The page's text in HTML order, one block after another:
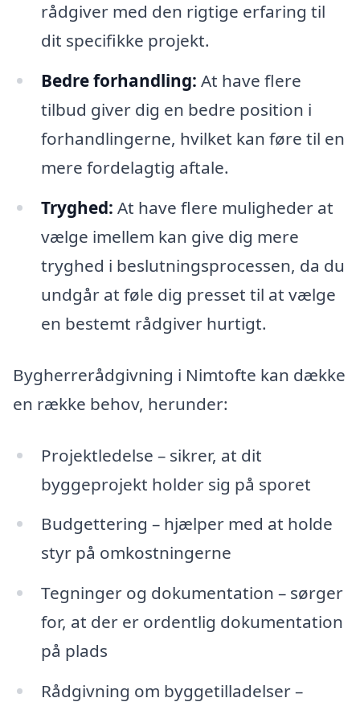
rådgiver med den rigtige erfaring til
dit specifikke projekt.
Bedre forhandling: At have flere
tilbud giver dig en bedre position i
forhandlingerne, hvilket kan føre til en
mere fordelagtig aftale.
Tryghed: At have flere muligheder at
vælge imellem kan give dig mere
tryghed i beslutningsprocessen, da du
undgår at føle dig presset til at vælge
en bestemt rådgiver hurtigt.
Bygherrerådgivning i Nimtofte kan dække
en række behov, herunder:
Projektledelse – sikrer, at dit
byggeprojekt holder sig på sporet
Budgettering – hjælper med at holde
styr på omkostningerne
Tegninger og dokumentation – sørger
for, at der er ordentlig dokumentation
på plads
Rådgivning om byggetilladelser –